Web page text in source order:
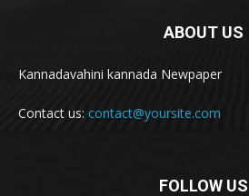
ABOUT US
Kannadavahini kannada Newpaper
Contact us: contact@yoursite.com
FOLLOW US